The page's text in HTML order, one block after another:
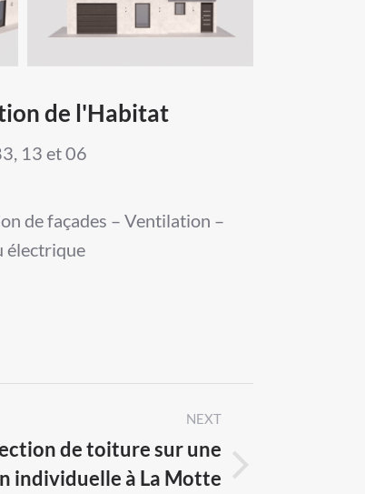
de l'Habitat
13 et 06
de façades – Ventilation –
électrique
NEXT
de toiture sur une
individuelle à La Motte